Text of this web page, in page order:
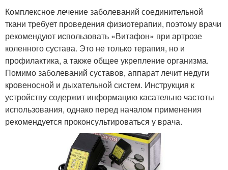
Комплексное лечение заболеваний соединительной
ткани требует проведения физиотерапии, поэтому врачи
рекомендуют использовать «Витафон» при артрозе
коленного сустава. Это не только терапия, но и
профилактика, а также общее укрепление организма.
Помимо заболеваний суставов, аппарат лечит недуги
кровеносной и дыхательной систем. Инструкция к
устройству содержит информацию касательно частоты
использования, однако перед началом применения
рекомендуется проконсультироваться у врача.